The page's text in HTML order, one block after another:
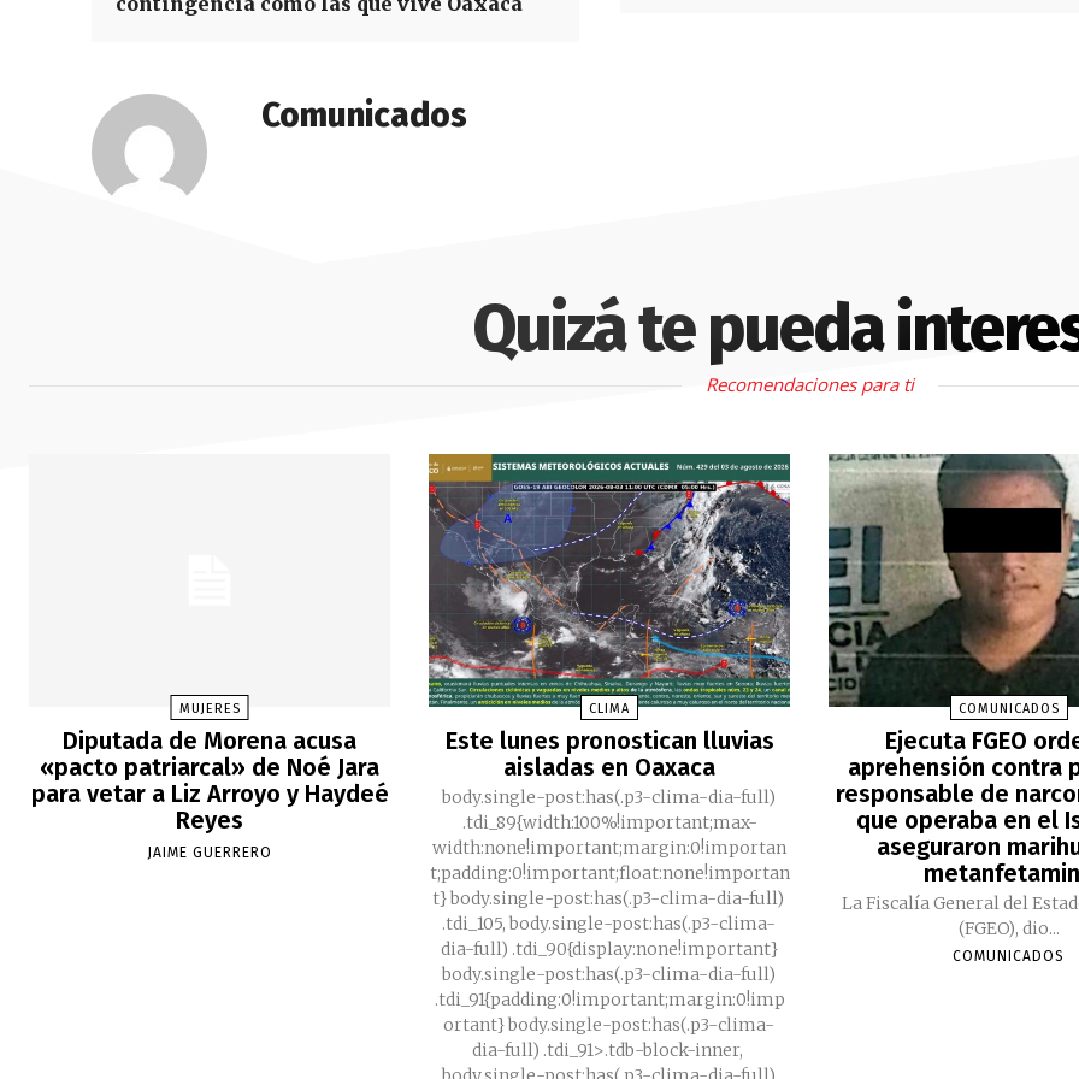
Comunicados
Quizá te pueda
Recomendaciones para ti
MUJERES
Diputada de Morena acusa
«pacto patriarcal» de Noé Jara
para vetar a Liz Arroyo y Haydeé
Reyes
JAIME GUERRERO
CLIMA
Este lunes pronostican lluvias
aisladas en Oaxaca
body.single-post:has(.p3-clima-dia-full)
.tdi_89{width:100%!important;max-
width:none!important;margin:0!importan
t;padding:0!important;float:none!importan
t} body.single-post:has(.p3-clima-dia-full)
.tdi_105, body.single-post:has(.p3-clima-
dia-full) .tdi_90{display:none!important}
body.single-post:has(.p3-clima-dia-full)
.tdi_91{padding:0!important;margin:0!imp
ortant} body.single-post:has(.p3-clima-
dia-full) .tdi_91>.tdb-block-inner,
COMUNICADOS
Ejecuta FGEO
aprehensión contra
responsable de
que operaba en el
aseguraron
La Fiscalía General del
(FGEO), dio...
COMUNICADOS